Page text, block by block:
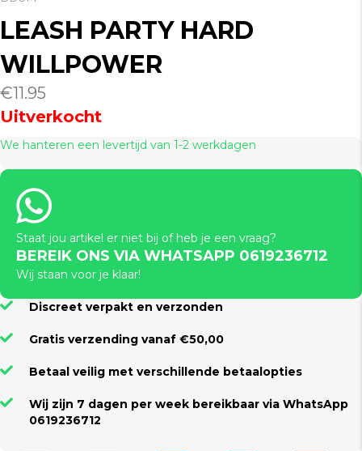
LEASH PARTY HARD
WILLPOWER
€11.95
Uitverkocht
We hanteren een levertijd van 1-2 werkdagen
Staat jou artikel er niet bij of heb je een vraag?
BEREIK ONS VIA WHATSAPP 0619236712
Wij staan voor je klaar!
Discreet verpakt en verzonden
Gratis verzending vanaf €50,00
Betaal veilig met verschillende betaalopties
Wij zijn 7 dagen per week bereikbaar via WhatsApp
0619236712